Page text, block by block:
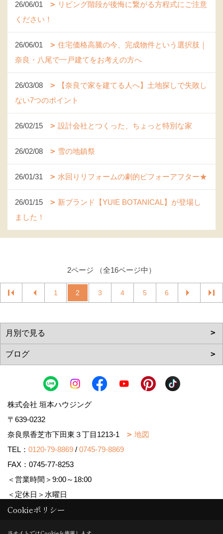
26/06/01
リビング階段が後悔に繋がる方程式にご注意
ください！
26/06/01
住宅価格高騰の今、完成物件という選択肢｜
奈良・八尾で一戸建てをお考えの方へ
26/03/08
【奈良で家を建てる人へ】土地探しで失敗し
ない7つのポイント
26/02/15 設計会社とつくった、ちょっと特別な家
26/02/08 雪の地鎮祭
26/01/31 水回りリフォームの劇的ビフォーアフター★
26/01/15
新ブランド【YUIE BOTANICAL】が登場し
ました！
2ページ （全16ページ中）
1 2 3 4 5 6
株式会社 垣本ハウジング
〒639-0232
奈良県香芝市下田東３丁目1213-1
地図
TEL： 0120-79-8869 / 0745-79-8869
FAX：0745-77-8253
＜営業時間＞9:00～18:00
＜定休日＞水曜日
Copyright (c) MAJISUMA. All Rights Reserved.
Cookieポリシー